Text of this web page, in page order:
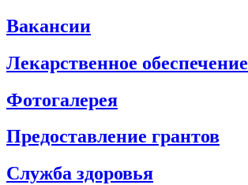
Вакансии
Лекарственное обеспечение
Фотогалерея
Предоставление грантов
Служба здоровья